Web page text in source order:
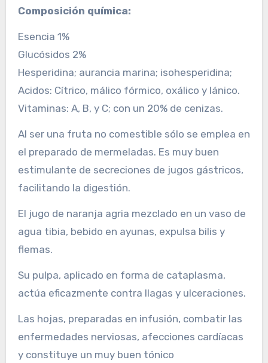
Composición química:
Esencia 1%
Glucósidos 2%
Hesperidina; aurancia marina; isohesperidina;
Acidos: Cítrico, málico fórmico, oxálico y lánico.
Vitaminas: A, B, y C; con un 20% de cenizas.
Al ser una fruta no comestible sólo se emplea en
el preparado de mermeladas. Es muy buen
estimulante de secreciones de jugos gástricos,
facilitando la digestión.
El jugo de naranja agria mezclado en un vaso de
agua tibia, bebido en ayunas, expulsa bilis y
flemas.
Su pulpa, aplicado en forma de cataplasma,
actúa eficazmente contra llagas y ulceraciones.
Las hojas, preparadas en infusión, combatir las
enfermedades nerviosas, afecciones cardíacas
y constituye un muy buen tónico